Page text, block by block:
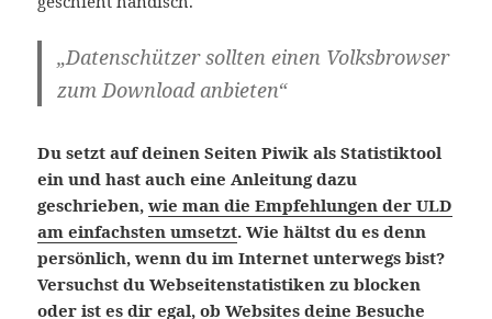
„Datenschützer sollten einen Volksbrowser
zum Download anbieten“
Du setzt auf deinen Seiten Piwik als Statistiktool
ein und hast auch eine Anleitung dazu
geschrieben,wie man die Empfehlungen der ULD
am einfachsten umsetzt. Wie hältst du es denn
persönlich, wenn du im Internet unterwegs bist?
Versuchst du Webseitenstatistiken zu blocken
oder ist es dir egal, ob Websites deine Besuche